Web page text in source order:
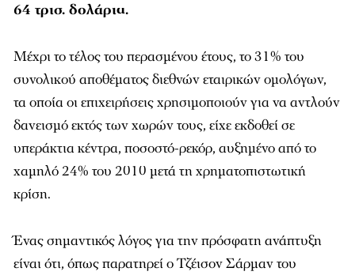
64 τρισ. δολάρια.
Μέχρι το τέλος του περασμένου έτους, το 31% του
συνολικού αποθέματος διεθνών εταιρικών ομολόγων,
τα οποία οι επιχειρήσεις χρησιμοποιούν για να αντλούν
δανεισμό εκτός των χωρών τους, είχε εκδοθεί σε
υπεράκτια κέντρα, ποσοστό-ρεκόρ, αυξημένο από το
χαμηλό 24% του 2010 μετά τη χρηματοπιστωτική
κρίση.
Ένας σημαντικός λόγος για την πρόσφατη ανάπτυξη
είναι ότι, όπως παρατηρεί ο Τζέισον Σάρμαν του